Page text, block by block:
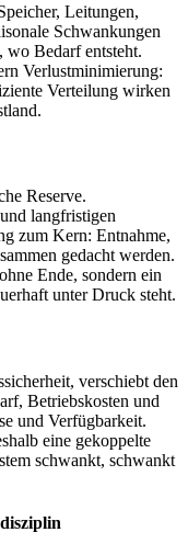
Leitungen,
Schwankungen
wo Bedarf entsteht.
Verlustminimierung:
Verteilung wirken
Reserve.
langfristigen
zum Kern: Entnahme,
gedacht werden.
Ende, sondern ein
unter Druck steht.
verschiebt den
Betriebskosten und
und Verfügbarkeit.
eine gekoppelte
schwankt, schwankt